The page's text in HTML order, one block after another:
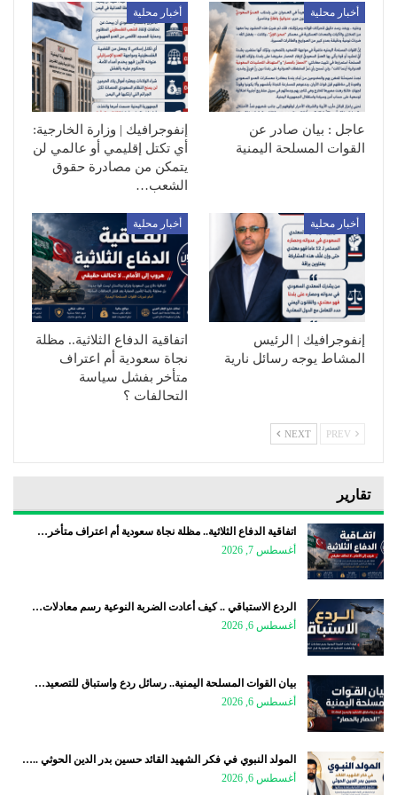
أخبار محلية
عاجل : بيان صادر عن
القوات المسلحة اليمنية
أخبار محلية
إنفوجرافيك | وزارة الخارجية:
أي تكتل إقليمي أو عالمي لن
يتمكن من مصادرة حقوق
الشعب…
أخبار محلية
إنفوجرافيك | الرئيس
المشاط يوجه رسائل نارية
أخبار محلية
اتفاقية الدفاع الثلاثية.. مظلة
نجاة سعودية أم اعتراف
متأخر بفشل سياسة
التحالفات ؟
NEXT
تقارير
اتفاقية الدفاع الثلاثية.. مظلة نجاة سعودية أم اعتراف متأخر…
أغسطس 7, 2026
الردع الاستباقي .. كيف أعادت الضربة النوعية رسم معادلات…
أغسطس 6, 2026
بيان القوات المسلحة اليمنية.. رسائل ردع واستباق للتصعيد…
أغسطس 6, 2026
المولد النبوي في فكر الشهيد القائد حسين بدر الدين الحوثي ..…
أغسطس 6, 2026